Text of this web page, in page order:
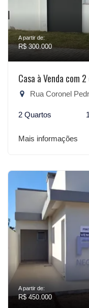
A partir de:
R$ 300.000
Casa à Venda com
Rua Coronel
2 Quartos
Mais informações
A partir de:
R$ 450.000